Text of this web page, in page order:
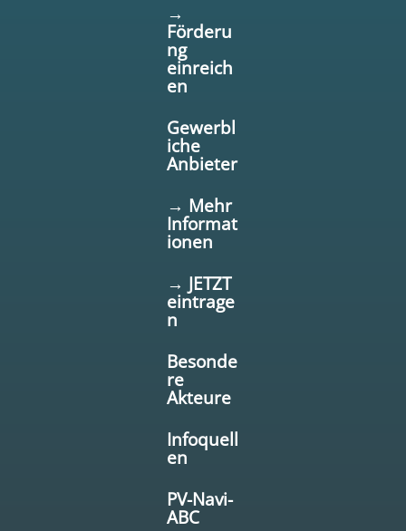
→
Förderu
ng
einreich
en
Gewerbl
iche
Anbieter
→ Mehr
Informat
ionen
→ JETZT
eintrage
n
Besonde
re
Akteure
Infoquell
en
PV-Navi-
ABC